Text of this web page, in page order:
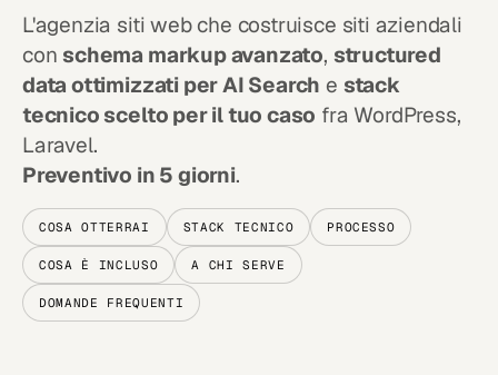
L'agenzia siti web che costruisce siti aziendali
conschema markup avanzato, structured
data ottimizzati per AI Search e stack
tecnico scelto per il tuo caso fra WordPress,
Laravel.
Preventivo in 5 giorni.
COSA OTTERRAI STACK TECNICO PROCESSO
COSA È INCLUSO A CHI SERVE
DOMANDE FREQUENTI